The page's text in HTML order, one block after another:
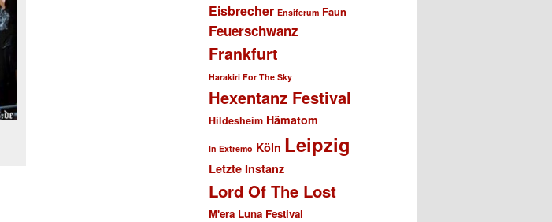
Eisbrecher Ensiferum Faun
Feuerschwanz
Frankfurt
Harakiri For The Sky
Hexentanz Festival
Hildesheim Hämatom
In Extremo Köln Leipzig
Letzte Instanz
Lord Of The Lost
M'era Luna Festival